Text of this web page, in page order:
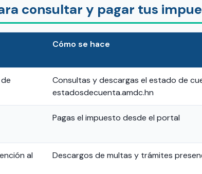
consultar y pagar tus
Cómo se hace
Consultas y descargas el estado de
estadosdecuenta.amdc.hn
Pagas el impuesto desde el portal
al
Descargos de multas y trámites